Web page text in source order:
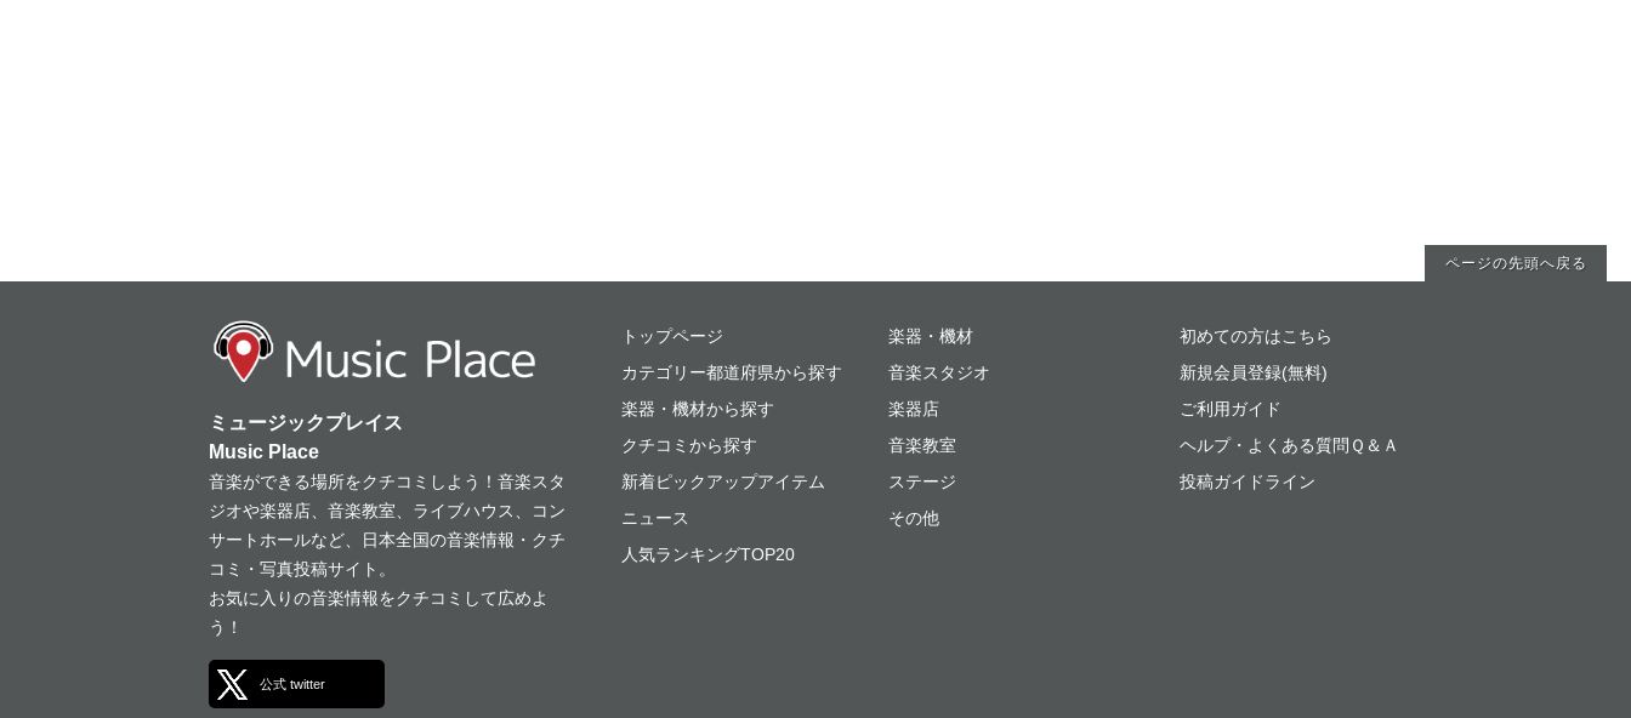
ページの先頭へ戻る
ミュージックプレイス
ミュージックプレイス
Music Place
音楽ができる場所をクチコミしよう！音楽スタ
ジオや楽器店、音楽教室、ライブハウス、コン
サートホールなど、日本全国の音楽情報・クチ
コミ・写真投稿サイト。
お気に入りの音楽情報をクチコミして広めよ
う！
公式 twitter
トップページ
カテゴリー都道府県から探す
楽器・機材から探す
クチコミから探す
新着ピックアップアイテム
ニュース
人気ランキングTOP20
楽器・機材
音楽スタジオ
楽器店
音楽教室
ステージ
その他
初めての方はこちら
新規会員登録(無料)
ご利用ガイド
ヘルプ・よくある質問Ｑ＆Ａ
投稿ガイドライン